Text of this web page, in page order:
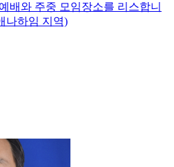
배와 주중 모임장소를 리스합니
나하임 지역)